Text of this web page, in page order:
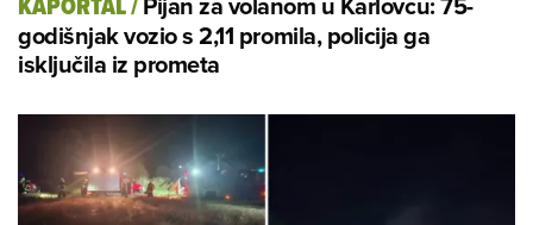
godišnjak vozio s 2,11 promila, policija ga
isključila iz prometa